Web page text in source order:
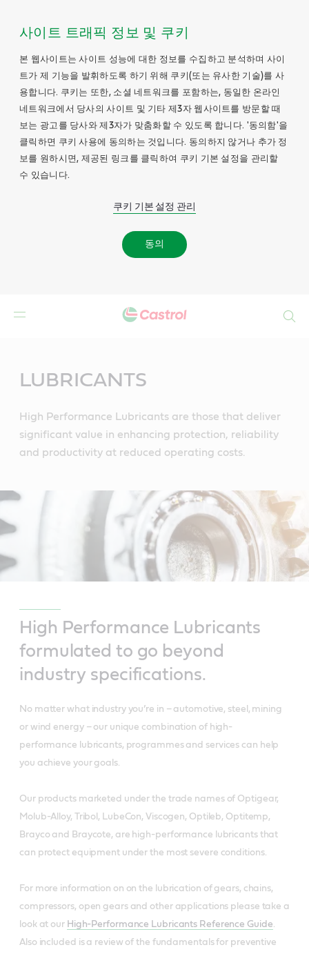
사이트 트래픽 정보 및 쿠키
본 웹사이트는 사이트 성능에 대한 정보를 수집하고 분석하며 사이
트가 제 기능을 발휘하도록 하기 위해 쿠키(또는 유사한 기술)를 사
용합니다. 쿠키는 또한, 소셜 네트워크를 포함하는, 동일한 온라인
네트워크에서 당사의 사이트 및 기타 제3자 웹사이트를 방문할 때
보는 광고를 당사와 제3자가 맞춤화할 수 있도록 합니다. '동의함'을
클릭하면 쿠키 사용에 동의하는 것입니다. 동의하지 않거나 추가 정
보를 원하시면, 제공된 링크를 클릭하여 쿠키 기본 설정을 관리할
수 있습니다.
쿠키 기본 설정 관리
동의
LUBRICANTS
High Performance Lubricants are those that deliver
significant value in enhancing protection, reliability
and productivity at reduced operating costs.
High Performance Lubricants
formulated to go beyond
industry specifications.
No matter what industry you’re in – automotive, steel, mining
or wind energy – our unique combination of high-
performance lubricants, programmes and services can help
you achieve your goals.
Our products marketed under the trade names of Optigear,
Molub-Alloy, Tribol, LubeCon, Viscogen, Optileb, Optitemp,
Brayco and Braycote, are high-performance lubricants that
can protect equipment under the most severe conditions.
For more information on on the lubrication of gears, chains,
compressors, open gears and other applications please take a
look at our High-Performance Lubricants Reference Guide
Also included is a review of the fundamentals for preventive